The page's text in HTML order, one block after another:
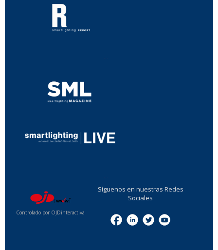
Controlado por OJDinteractiva
Síguenos en nuestras Redes
Sociales